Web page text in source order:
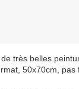
très belles
50x70cm, pas